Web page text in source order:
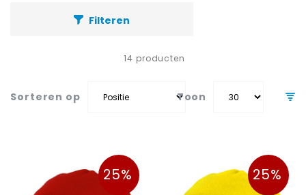
Filteren
Sorteren op
14 producten
Toon
25% 25%